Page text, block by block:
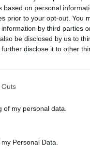
based on personal
prior to your opt-out. You
by third parties
be disclosed by us to
disclose it to other
Outs
of my personal data.
Personal Data.
avons donc